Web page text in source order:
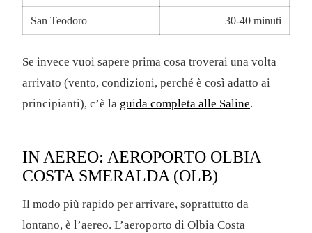
San Teodoro 30-40 minuti
Se invece vuoi sapere prima cosa troverai una volta
arrivato (vento, condizioni, perché è così adatto ai
principianti), c’è la guida completa alle Saline.
IN AEREO: AEROPORTO OLBIA
COSTA SMERALDA (OLB)
Il modo più rapido per arrivare, soprattutto da
lontano, è l’aereo. L’aeroporto di Olbia Costa